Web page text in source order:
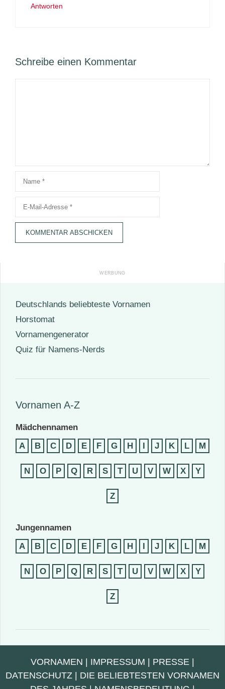
Antworten
Schreibe einen Kommentar
Name
Deutschlands beliebteste Vornamen
Horstomat
Vornamengenerator
Quiz für Namens-Nerds
Vornamen A-Z
Mädchennamen
A
B C D E F G H I J K L M
N O P Q R S T U V W X Y
Z
Jungennamen
A
B C D E F G H I J K L M
N O P Q R S T U V W X Y
Z
VORNAMEN | IMPRESSUM | PRESSE |
DATENSCHUTZ | DIE BELIEBTESTEN VORNAMEN